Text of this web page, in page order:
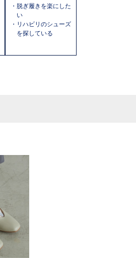
・脱ぎ履きを楽にした
い
・リハビリのシューズ
を探している